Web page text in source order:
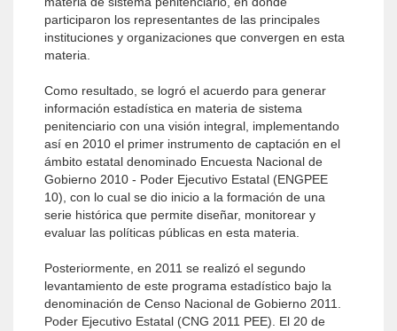
participaron los representantes de las principales
instituciones y organizaciones que convergen en esta
materia.
Como resultado, se logró el acuerdo para generar
información estadística en materia de sistema
penitenciario con una visión integral, implementando
así en 2010 el primer instrumento de captación en el
ámbito estatal denominado Encuesta Nacional de
Gobierno 2010 - Poder Ejecutivo Estatal (ENGPEE
10), con lo cual se dio inicio a la formación de una
serie histórica que permite diseñar, monitorear y
evaluar las políticas públicas en esta materia.
Posteriormente, en 2011 se realizó el segundo
levantamiento de este programa estadístico bajo la
denominación de Censo Nacional de Gobierno 2011.
Poder Ejecutivo Estatal (CNG 2011 PEE). El 20 de